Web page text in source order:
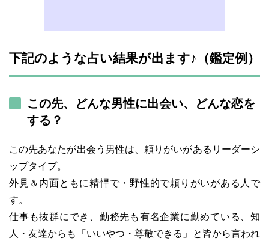
下記のような占い結果が出ます♪（鑑定例）
この先、どんな男性に出会い、どんな恋を
する？
この先あなたが出会う男性は、頼りがいがあるリーダーシ
ップタイプ。
外見＆内面ともに精悍で・野性的で頼りがいがある人で
す。
仕事も抜群にでき、勤務先も有名企業に勤めている、知
人・友達からも「いいやつ・尊敬できる」と皆から言われ